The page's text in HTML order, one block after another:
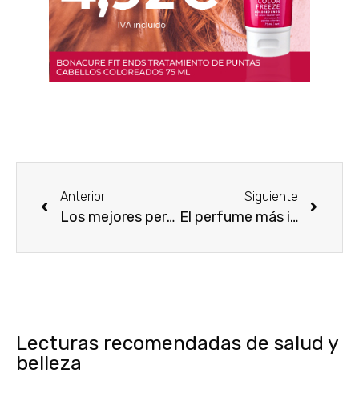
Anterior
Los mejores perfumes de rosas de todos los tiempos
Siguiente
El perfume más indicado según tu edad
Lecturas recomendadas de salud y
belleza